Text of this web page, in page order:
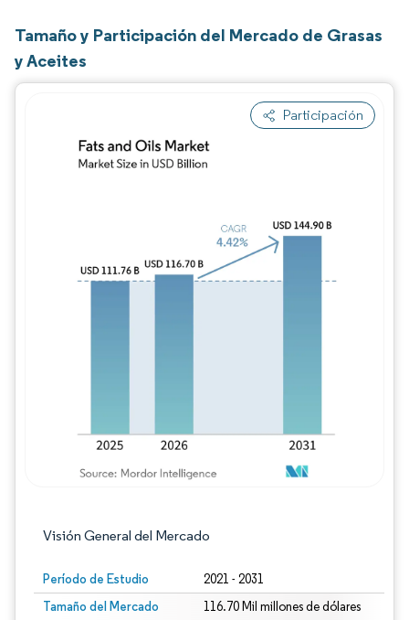
Tamaño y Participación del Mercado de Grasas
y Aceites
Participación
Visión General del Mercado
Período de Estudio 2021 - 2031
Tamaño del Mercado
116.70 Mil millones de dólares